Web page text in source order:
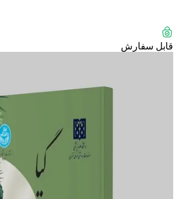
قابل سفارش